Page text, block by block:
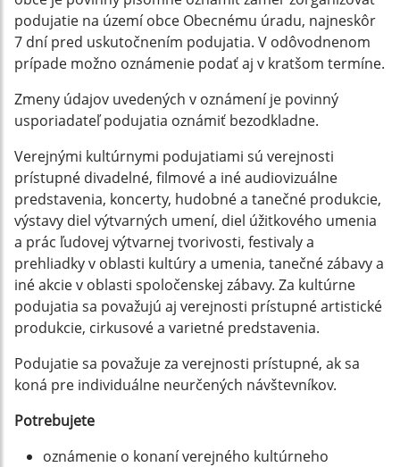
podujatie na území obce Obecnému úradu, najneskôr
7 dní pred uskutočnením podujatia. V odôvodnenom
prípade možno oznámenie podať aj v kratšom termíne.
Zmeny údajov uvedených v oznámení je povinný
usporiadateľ podujatia oznámiť bezodkladne.
Verejnými kultúrnymi podujatiami sú verejnosti
prístupné divadelné, filmové a iné audiovizuálne
predstavenia, koncerty, hudobné a tanečné produkcie,
výstavy diel výtvarných umení, diel úžitkového umenia
a prác ľudovej výtvarnej tvorivosti, festivaly a
prehliadky v oblasti kultúry a umenia, tanečné zábavy a
iné akcie v oblasti spoločenskej zábavy. Za kultúrne
podujatia sa považujú aj verejnosti prístupné artistické
produkcie, cirkusové a varietné predstavenia.
Podujatie sa považuje za verejnosti prístupné, ak sa
koná pre individuálne neurčených návštevníkov.
Potrebujete
oznámenie o konaní verejného kultúrneho